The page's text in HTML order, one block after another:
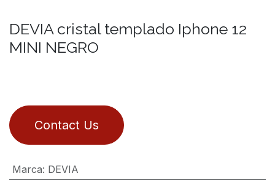
DEVIA cristal templado Iphone 12
MINI NEGRO
Contact Us
Marca: DEVIA